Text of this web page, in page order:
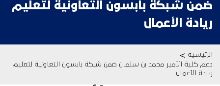
ضمن شبكة بابسون التعاونية لتعليم
ريادة الأعمال
الرئيسية >
دعم كلية الأمير محمد بن سلمان ضمن شبكة بابسون التعاونية لتعليم
ريادة الأعمال